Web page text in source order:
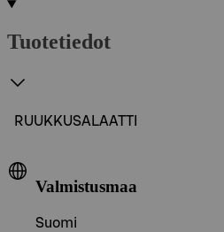
Tuotetiedot
RUUKKUSALAATTI
Valmistusmaa
Suomi